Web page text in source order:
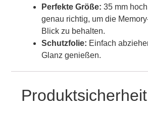
Perfekte Größe: 35 mm
genau richtig, um die
Blick zu behalten.
Schutzfolie: Einfach
Glanz genießen.
Produktsicherheit